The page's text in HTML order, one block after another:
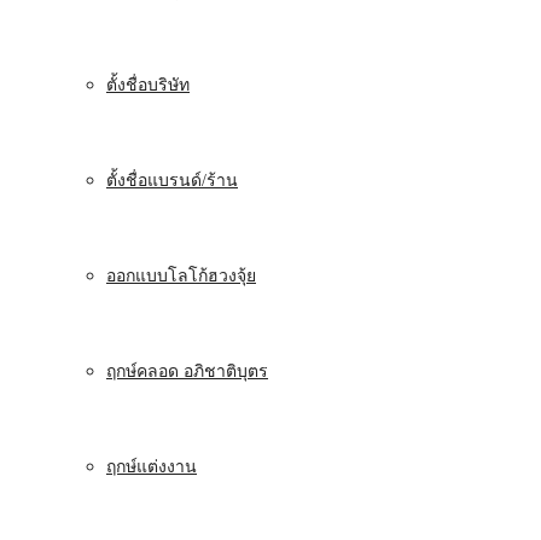
ตั้งชื่อบริษัท
ตั้งชื่อแบรนด์/ร้าน
ออกแบบโลโก้ฮวงจุ้ย
ฤกษ์คลอด อภิชาติบุตร
ฤกษ์แต่งงาน